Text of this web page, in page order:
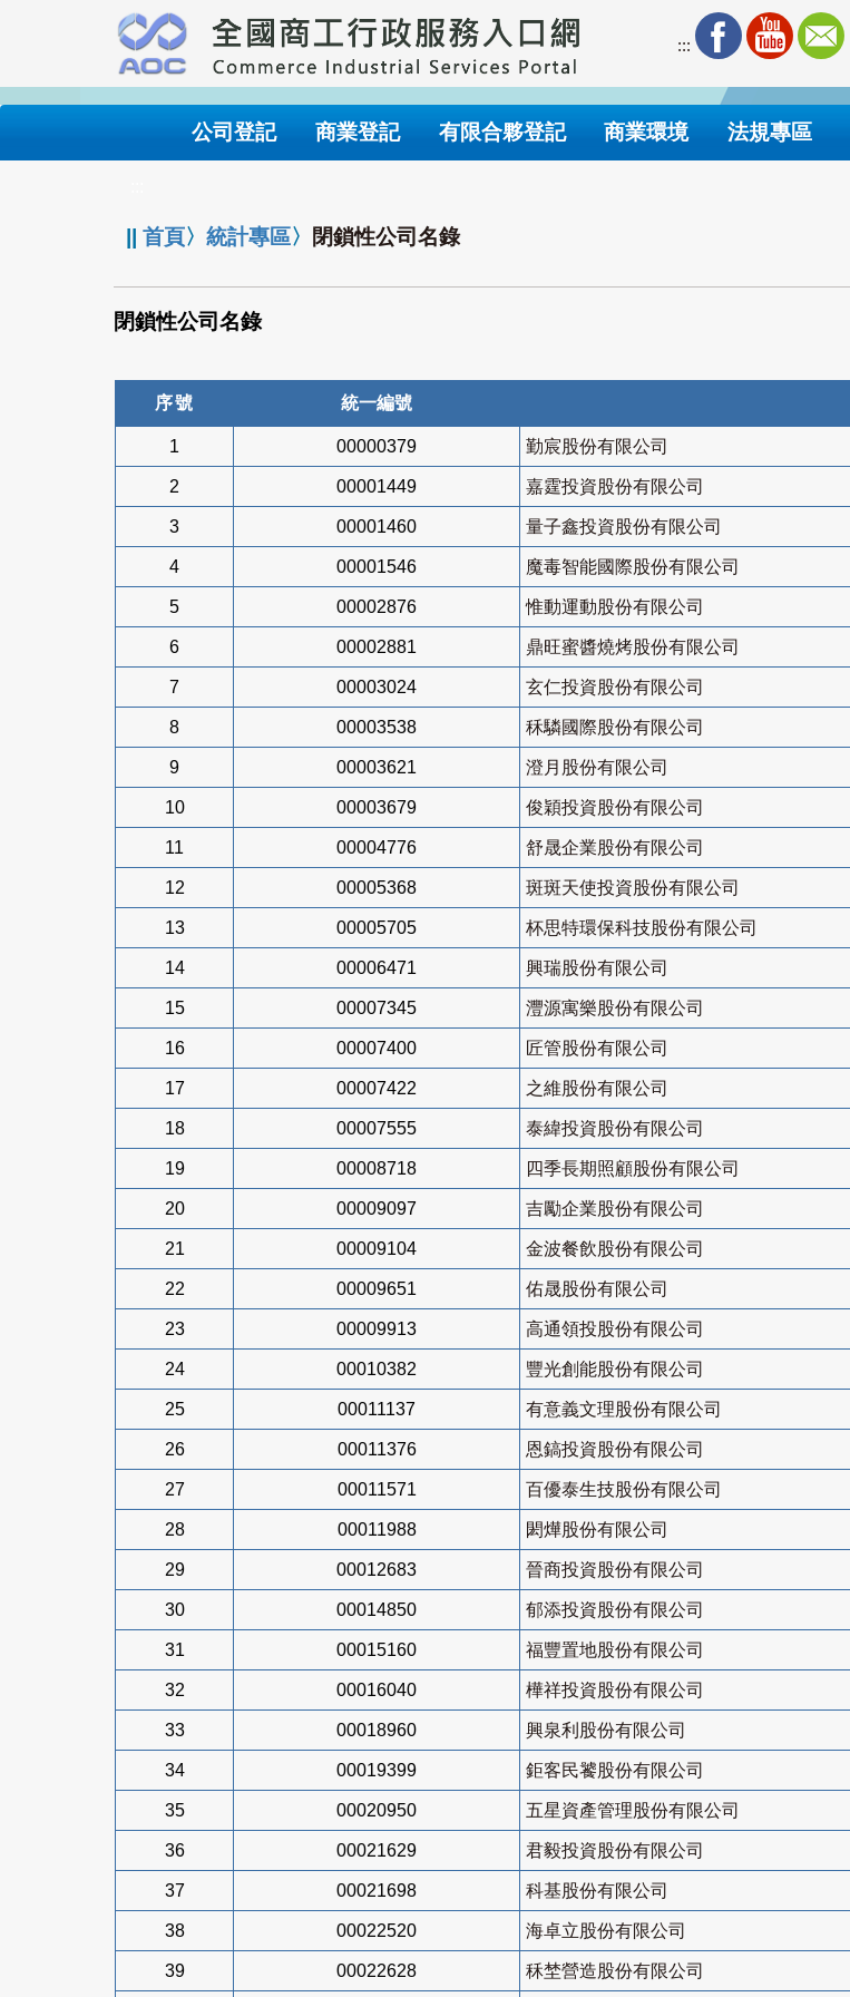
要
內
:::
公司登記 商業登記 有限合夥登記 商業環境 法規專區
||首頁〉統計專區〉 閉鎖性公司名錄
閉鎖性公司名錄
序號 統一編號
1 00000379 勤宸股份有限公司
2 00001449 嘉霆投資股份有限公司
3 00001460 量子鑫投資股份有限公司
4 00001546 魔毒智能國際股份有限公司
5 00002876 惟動運動股份有限公司
6 00002881 鼎旺蜜醬燒烤股份有限公司
7 00003024 玄仁投資股份有限公司
8 00003538 秝驎國際股份有限公司
9 00003621 澄月股份有限公司
10 00003679 俊穎投資股份有限公司
11 00004776 舒晟企業股份有限公司
12 00005368 斑斑天使投資股份有限公司
13 00005705 杯思特環保科技股份有限公司
14 00006471 興瑞股份有限公司
15 00007345 灃源寓樂股份有限公司
16 00007400 匠管股份有限公司
17 00007422 之維股份有限公司
18 00007555 泰緯投資股份有限公司
19 00008718 四季長期照顧股份有限公司
20 00009097 吉勵企業股份有限公司
21 00009104 金波餐飲股份有限公司
22 00009651 佑晟股份有限公司
23 00009913 高通領投股份有限公司
24 00010382 豐光創能股份有限公司
25 00011137 有意義文理股份有限公司
26 00011376 恩鎬投資股份有限公司
27 00011571 百優泰生技股份有限公司
28 00011988 閎燁股份有限公司
29 00012683 晉商投資股份有限公司
30 00014850 郁添投資股份有限公司
31 00015160 福豐置地股份有限公司
32 00016040 樺祥投資股份有限公司
33 00018960 興泉利股份有限公司
34 00019399 鉅客民饕股份有限公司
35 00020950 五星資產管理股份有限公司
36 00021629 君毅投資股份有限公司
37 00021698 科基股份有限公司
38 00022520 海卓立股份有限公司
39 00022628 秝埜營造股份有限公司